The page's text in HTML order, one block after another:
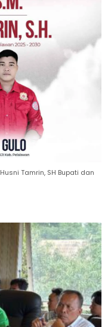
Tamrin, SH Bupati dan